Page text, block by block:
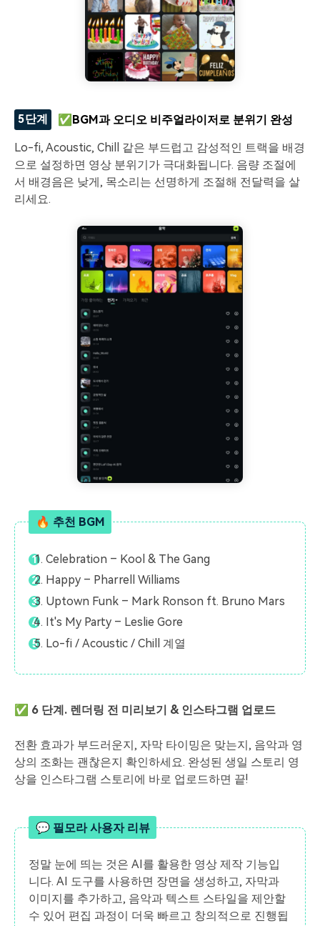
5단계 ✅BGM과 오디오 비주얼라이저로 분위기 완성
Lo-fi, Acoustic, Chill 같은 부드럽고 감성적인 트랙을 배경
으로 설정하면 영상 분위기가 극대화됩니다. 음량 조절에
서 배경음은 낮게, 목소리는 선명하게 조절해 전달력을 살
리세요.
🔥 추천 BGM
Celebration – Kool & The Gang
Happy – Pharrell Williams
Uptown Funk – Mark Ronson ft. Bruno Mars
It's My Party – Leslie Gore
Lo-fi / Acoustic / Chill 계열
✅ 6 단계. 렌더링 전 미리보기 & 인스타그램 업로드
전환 효과가 부드러운지, 자막 타이밍은 맞는지, 음악과 영
상의 조화는 괜찮은지 확인하세요. 완성된 생일 스토리 영
상을 인스타그램 스토리에 바로 업로드하면 끝!
💬 필모라 사용자 리뷰
정말 눈에 띄는 것은 AI를 활용한 영상 제작 기능입
니다. AI 도구를 사용하면 장면을 생성하고, 자막과
이미지를 추가하고, 음악과 텍스트 스타일을 제안할
수 있어 편집 과정이 더욱 빠르고 창의적으로 진행됩